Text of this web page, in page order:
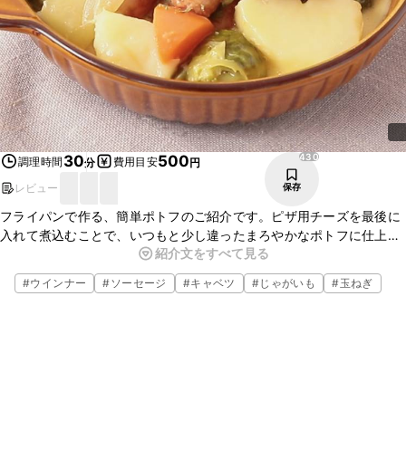
調理時間 30分 費用目安500円
レビュー
430
保存
フライパンで作る、簡単ポトフのご紹介です。ピザ用チーズを最後に
入れて煮込むことで、いつもと少し違ったまろやかなポトフに仕上が
ります。フライパンで炒め、煮込むまでできるので、とてもお手軽に
お作りいただけます。一口サイズで食べやすい芽キャベツで、ぜひ
作ってみてくださいね。
紹介文をすべて見る
#ウインナー #ソーセージ #キャベツ #じゃがいも #玉ねぎ